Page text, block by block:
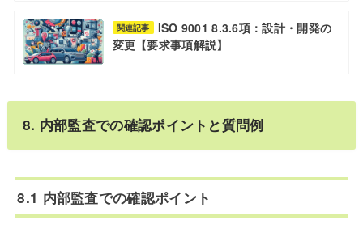
関連記事
ISO 9001 8.3.6項：設計・開発の
変更【要求事項解説】
8. 内部監査での確認ポイントと質問例
8.1 内部監査での確認ポイント